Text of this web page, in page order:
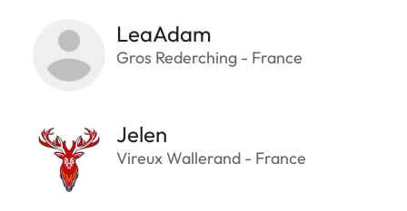
LeaAdam
Gros Rederching - France
Jelen
Vireux Wallerand - France